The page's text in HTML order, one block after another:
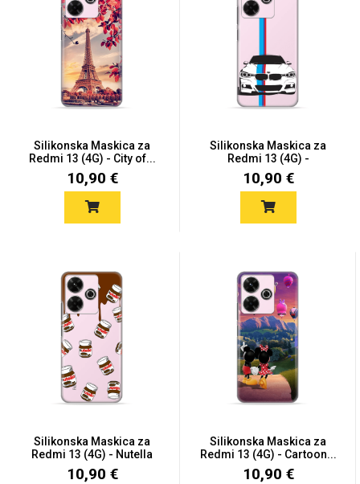
Silikonska Maskica za
Redmi 13 (4G) - City of...
10,90 €
Silikonska Maskica za
Redmi 13 (4G) -
Premium...
10,90 €
Silikonska Maskica za
Redmi 13 (4G) - Nutella
10,90 €
Silikonska Maskica za
Redmi 13 (4G) - Cartoon...
10,90 €